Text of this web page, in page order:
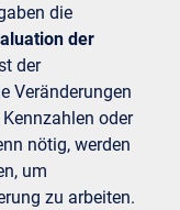
die
der
der
Veränderungen
oder
nötig, werden
um
zu arbeiten.